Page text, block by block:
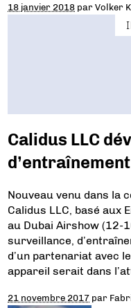
18 janvier 2018 parVolker
Calidus LLC
Nouveau venu dans la
Calidus LLC, basé aux
au Dubai Airshow (12-
surveillance,
d’un partenariat avec
appareil serait dans
21 novembre 2017 par